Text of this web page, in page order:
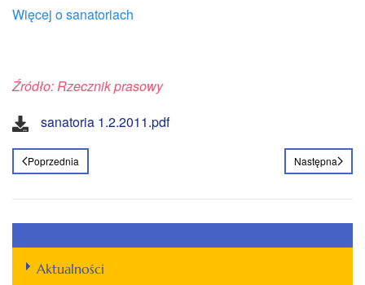
Więcej o sanatoriach
Źródło: Rzecznik prasowy
sanatoria 1.2.2011.pdf
Poprzednia Następna
Aktualności